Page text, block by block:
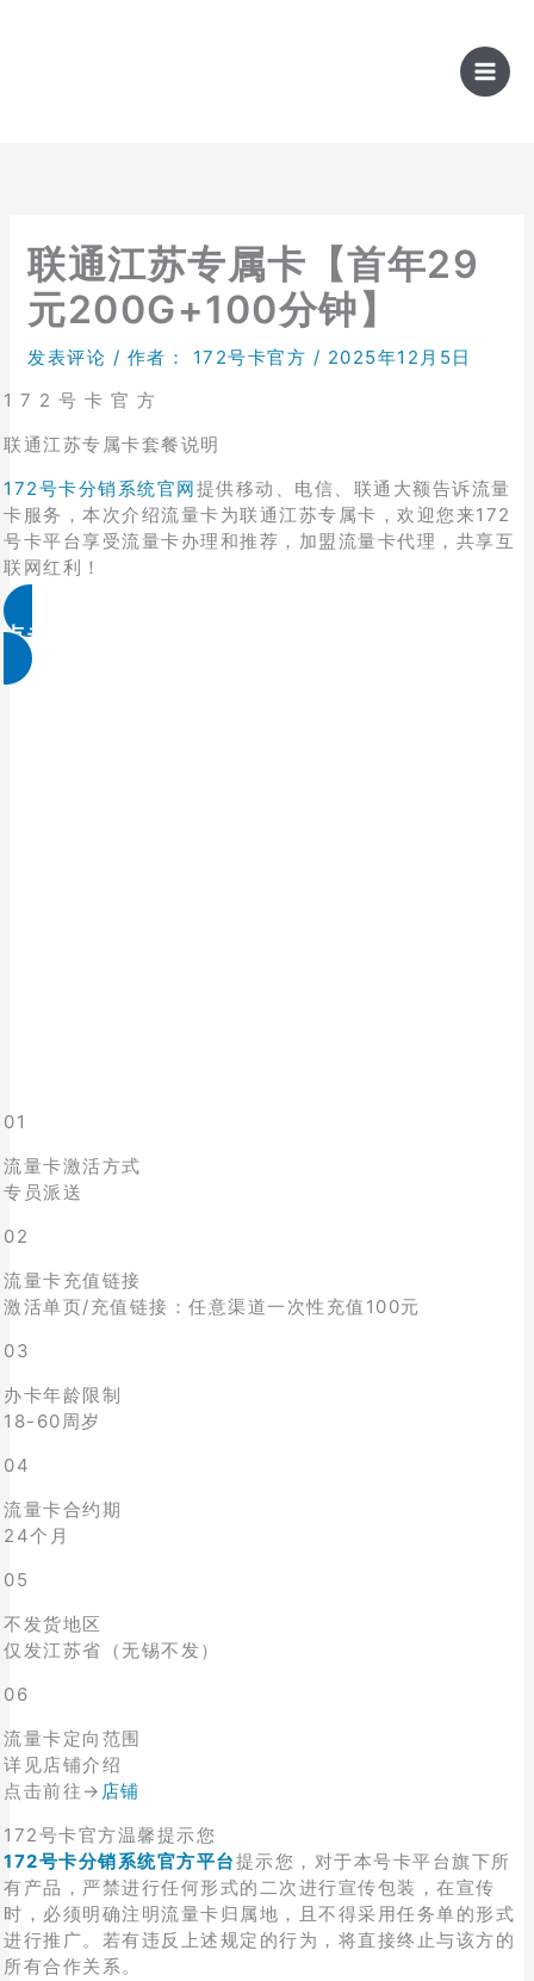
联通江苏专属卡【首年29
元200G+100分钟】
发表评论 / 作者： 172号卡官方 / 2025年12月5日
1 7 2 号 卡 官 方
联通江苏专属卡套餐说明
172号卡分销系统官网提供移动、电信、联通大额告诉流量
卡服务，本次介绍流量卡为联通江苏专属卡，欢迎您来172
号卡平台享受流量卡办理和推荐，加盟流量卡代理，共享互
联网红利！
点击免费领取
01
流量卡激活方式
专员派送
02
流量卡充值链接
激活单页/充值链接：任意渠道一次性充值100元
03
办卡年龄限制
18-60周岁
04
流量卡合约期
24个月
05
不发货地区
仅发江苏省（无锡不发）
06
流量卡定向范围
详见店铺介绍
点击前往→ 店铺
172号卡官方温馨提示您
172号卡分销系统官方平台提示您，对于本号卡平台旗下所
有产品，严禁进行任何形式的二次进行宣传包装，在宣传
时，必须明确注明流量卡归属地，且不得采用任务单的形式
进行推广。若有违反上述规定的行为，将直接终止与该方的
所有合作关系。